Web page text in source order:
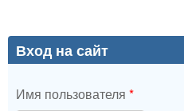
Вход на сайт
Имя пользователя *